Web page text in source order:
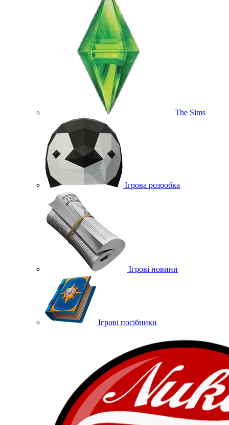
The Sims
Ігрова розробка
Ігрові новини
Ігрові посібники